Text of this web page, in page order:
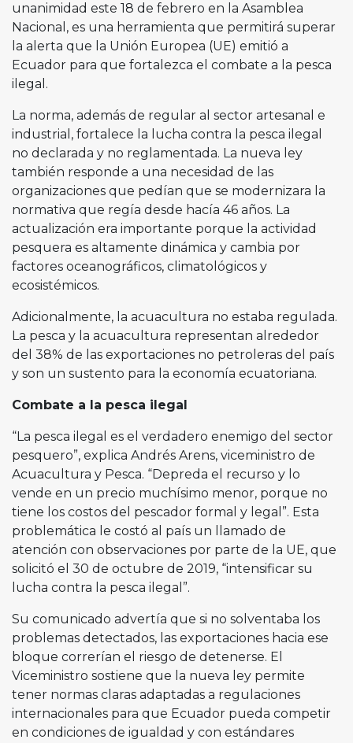
unanimidad este 18 de febrero en la Asamblea
Nacional, es una herramienta que permitirá superar
la alerta que la Unión Europea (UE) emitió a
Ecuador para que fortalezca el combate a la pesca
ilegal.
La norma, además de regular al sector artesanal e
industrial, fortalece la lucha contra la pesca ilegal
no declarada y no reglamentada. La nueva ley
también responde a una necesidad de las
organizaciones que pedían que se modernizara la
normativa que regía desde hacía 46 años. La
actualización era importante porque la actividad
pesquera es altamente dinámica y cambia por
factores oceanográficos, climatológicos y
ecosistémicos.
Adicionalmente, la acuacultura no estaba regulada.
La pesca y la acuacultura representan alrededor
del 38% de las exportaciones no petroleras del país
y son un sustento para la economía ecuatoriana.
Combate a la pesca ilegal
“La pesca ilegal es el verdadero enemigo del sector
pesquero”, explica Andrés Arens, viceministro de
Acuacultura y Pesca. “Depreda el recurso y lo
vende en un precio muchísimo menor, porque no
tiene los costos del pescador formal y legal”. Esta
problemática le costó al país un llamado de
atención con observaciones por parte de la UE, que
solicitó el 30 de octubre de 2019, “intensificar su
lucha contra la pesca ilegal”.
Su comunicado advertía que si no solventaba los
problemas detectados, las exportaciones hacia ese
bloque correrían el riesgo de detenerse. El
Viceministro sostiene que la nueva ley permite
tener normas claras adaptadas a regulaciones
internacionales para que Ecuador pueda competir
en condiciones de igualdad y con estándares